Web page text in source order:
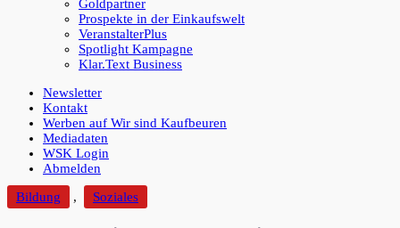
Goldpartner
Prospekte in der Einkaufswelt
VeranstalterPlus
Spotlight Kampagne
Klar.Text Business
Newsletter
Kontakt
Werben auf Wir sind Kaufbeuren
Mediadaten
WSK Login
Abmelden
Bildung
, Soziales